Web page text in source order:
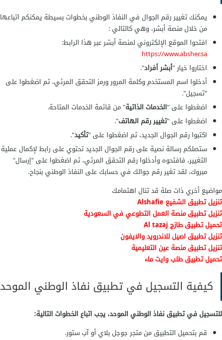
يمكنك تغيير رقم الجوال في النفاذ الوطني بخطوات بسيطة يمكنكم اتباعها
من خلال منصة أبشر، وهي كالتالي :
افتحوا الموقع الإلكتروني لمنصة أبشر عبر هذا الرابط:
https://www.absher.sa
اختاروا خيار "أبشر أفراد".
أدخلوا اسم المستخدم وكلمة المرور ورمز التحقق المرئي، ثم اضغطوا على
"تسجيل".
اضغطوا على "الخدمات الذاتية" من قائمة الخدمات المتاحة.
اضغطوا على "تغيير رقم الهاتف".
اكتبوا رقم الجوال الجديد، ثم اضغطوا على "تأكيد".
ستصلكم رسالة نصية على رقم الجوال الجديد تحتوي على رابط لإكمال عملية
التغيير، فافتحوه وأدخلوا رقم التحقق المرئي، ثم اضغطوا على "إرسال"
مبروك، لقد تغير رقم جوالك في حسابك على النفاذ الوطني بنجاح.
مواضيع أخري ذات صلة قد تنال اهتمامك
تنزيل تطبيق الشفيع Alshafie
تنزيل تطبيق منصة العمل التطوعي في السعودية
تحميل تطبيق طازج Al tazaj
تنزيل تطبيق اصيل للاندرويد والايفون
تنزيل تطبيق منصة عين التعليمية
تحميل تطبيق طلب وايت ماء
كيفية التسجيل في تطبيق نفاذ الوطني الموحد
للتسجيل في تطبيق نفاذ الوطني الموحد، يجب اتباع الخطوات التالية:
قم بتحميل التطبيق من متجر جوجل بلاي أو آب ستور.